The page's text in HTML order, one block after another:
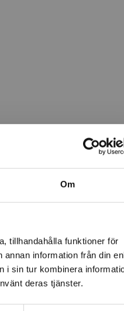
Om
tillhandahålla funktioner för
information från din
i sin tur kombinera
deras tjänster.